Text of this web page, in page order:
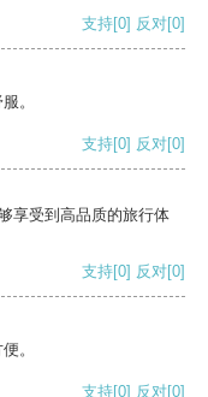
支持[0] 反对[0]
。
支持[0] 反对[0]
享受到高品质的旅行体
支持[0] 反对[0]
。
支持[0] 反对[0]